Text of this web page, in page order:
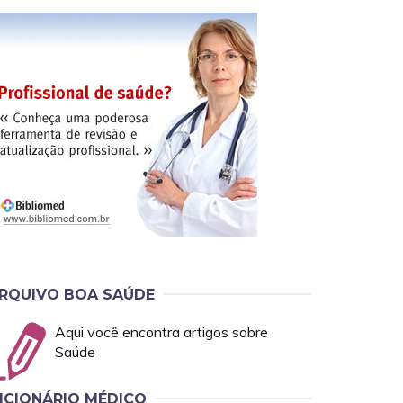
BOA SAÚDE
Aqui você encontra artigos sobre
Saúde
MÉDICO